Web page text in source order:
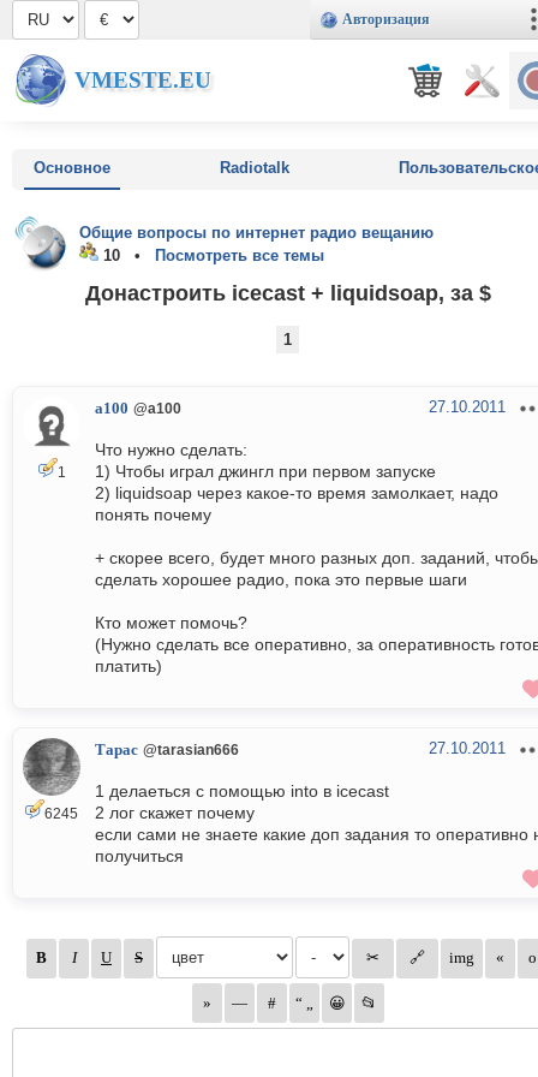
Авторизация
VMESTE.EU
Основное Radiotalk
Общие вопросы по интернет радио вещанию
10 •
Посмотреть все темы
Донастроить icecast + liquidsoap, за $
1
1
a100 @a100 27.10.2011
Что нужно сделать:
1) Чтобы играл джингл при первом запуске
2) liquidsoap через какое-то время замолкает, надо
понять почему
+ скорее всего, будет много разных доп. заданий,
сделать хорошее радио, пока это первые шаги
Кто может помочь?
(Нужно сделать все оперативно, за оперативность
платить)
6245
Тарас @tarasian666 27.10.2011
1 делаеться с помощью into в icecast
2 лог скажет почему
если сами не знаете какие доп задания то оперативно
получиться